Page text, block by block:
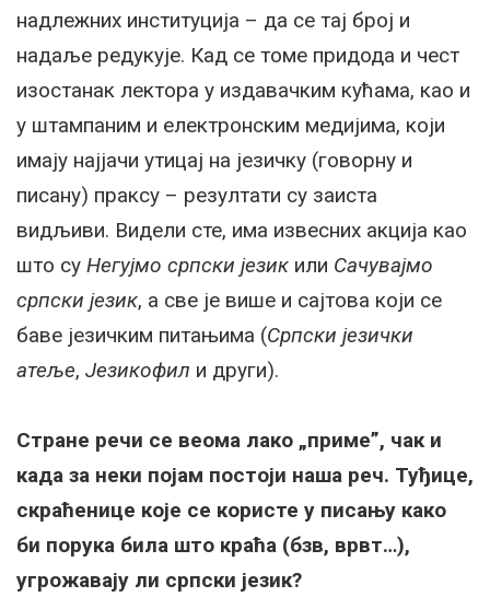
надлежних институција – да се тај број и
надаље редукује. Кад се томе придода и чест
изостанак лектора у издавачким кућама, као и
у штампаним и електронским медијима, који
имају најјачи утицај на језичку (говорну и
писану) праксу – резултати су заиста
видљиви. Видели сте, има извесних акција као
што су Негујмо српски језик или Сачувајмо
српски језик, а све је више и сајтова који се
баве језичким питањима (Српски језички
атеље, Језикофил и други).
Стране речи се веома лако „приме”, чак и
када за неки појам постоји наша реч. Туђице,
скраћенице које се користе у писању како
би порука била што краћа (бзв, врвт…),
угрожавају ли српски језик?